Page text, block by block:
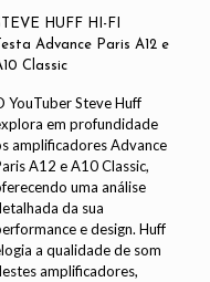
HUFF HI-FI
Testa Advance Paris A12 e
Classic
YouTuberSteve Huff
em profundidade
amplificadores Advance
A12 e A10 Classic,
uma análise
da sua
e design. Huff
a qualidade de som
amplificadores,